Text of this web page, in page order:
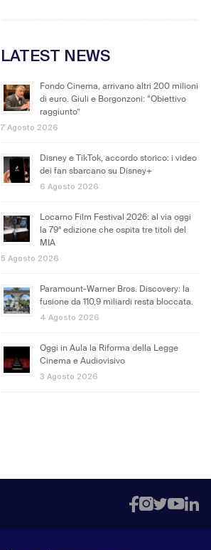
LATEST NEWS
Fondo Cinema, arrivano altri 200 milioni
di euro. Giuli e Borgonzoni: “Obiettivo
raggiunto”
7 Agosto 2026
Disney e TikTok, accordo storico: i video
dei fan sbarcano su Disney+
6 Agosto 2026
Locarno Film Festival 2026: al via oggi
la 79ª edizione che ospita tre titoli del
MIA
5 Agosto 2026
Paramount-Warner Bros. Discovery: la
fusione da 110,9 miliardi resta bloccata.
4 Agosto 2026
Oggi in Aula la Riforma della Legge
Cinema e Audiovisivo
3 Agosto 2026